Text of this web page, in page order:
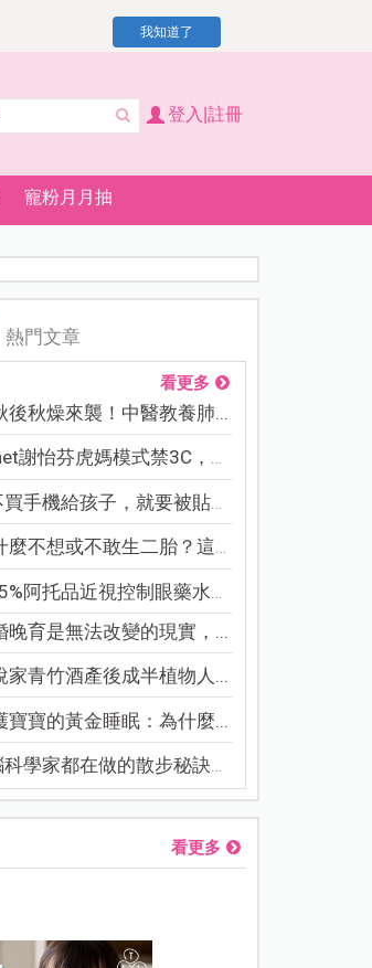
我知道了
登入|註冊
寵粉月月抽
熱門文章
看更多
後秋燥來襲！中醫教養肺...
謝怡芬虎媽模式禁3C，看...
手機給孩子，就要被貼「...
麼不想或不敢生二胎？這8...
阿托品近視控制眼藥水納...
晚育是無法改變的現實，...
家青竹酒產後成半植物人...
寶寶的黃金睡眠：為什麼...
學家都在做的散步秘訣！...
看更多